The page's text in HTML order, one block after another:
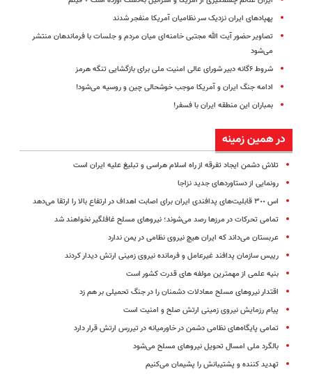
پهپادهای ایران نزدیک سر نظامیان آمریکا منفجر شدند
تصاویر حضور آیت الله مجتبی خامنه‌ای میان مردم و جلسات با فرماندهان منتشر
می‌شود
شروط ۶گانه دبیر شورای عالی امنیت ملی برای بازگشایی تنگه هرمز
ادامه جنگ ایران و آمریکا موجب خوشحالی چین و روسیه می‌شود!
بمباران این منطقه ایران با فسفر!
در همین زمینه
تلاش دشمن ایجاد تفرقه از راه اسلام هراسی و تبلیغ علیه ایران است
رونمایی از دستاوردهای جدید نزاجا
اس ٣٠٠ قابلیت‌های پدافندی ایران برای اصابت اهداف در ارتفاع بالا را ارتقا می‌دهد
تمامی تحرکات در مرزها رصد می‌شوند؛ نیروهای مسلح غافلگیر نخواهند شد
عربستان می‌داند که ایران هیچ نیروی نظامی در یمن ندارد
رییس سازمان پدافند غیرعامل و فرمانده نیروی زمینی ارتش دیدار کردند
بنیه علمی از مهمترین مولفه های قدرت کشور است
اقتدار نیروهای مسلح معادلات دشمنان را در جنگ تحمیلی بر هم زد
پیام رزمایش نیروی زمینی ارتش صلح و امنیت است
تمامی پایگاه‌های نظامی دشمن در خاورمیانه در تیررس ارتش قرار دارد
بالگرد ملی امسال تحویل نیروهای مسلح می‌شود
تهدید کننده و پشتیبانش را پشیمان می‌کنیم